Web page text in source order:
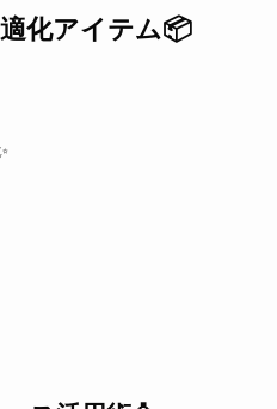
化アイテム📦